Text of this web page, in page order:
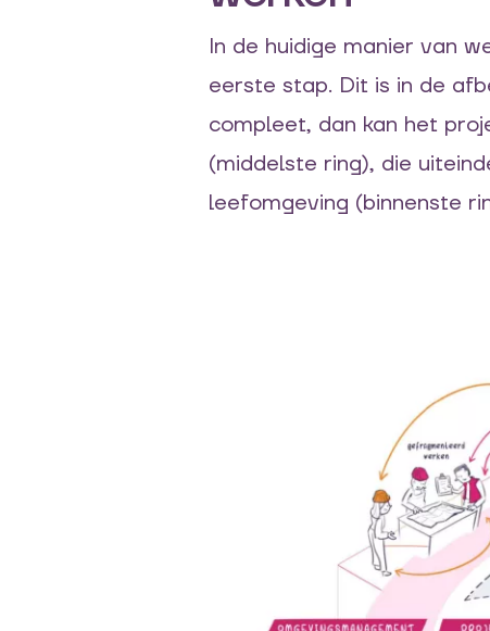
In de huidige manier van
eerste stap. Dit is in de
compleet, dan kan het
(middelste ring), die
leefomgeving (binnenste